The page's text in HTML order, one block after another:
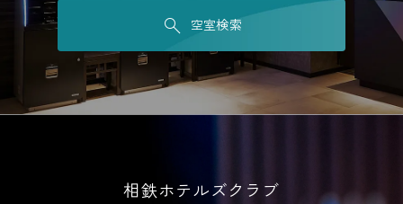
空室検索
相鉄ホテルズクラブ